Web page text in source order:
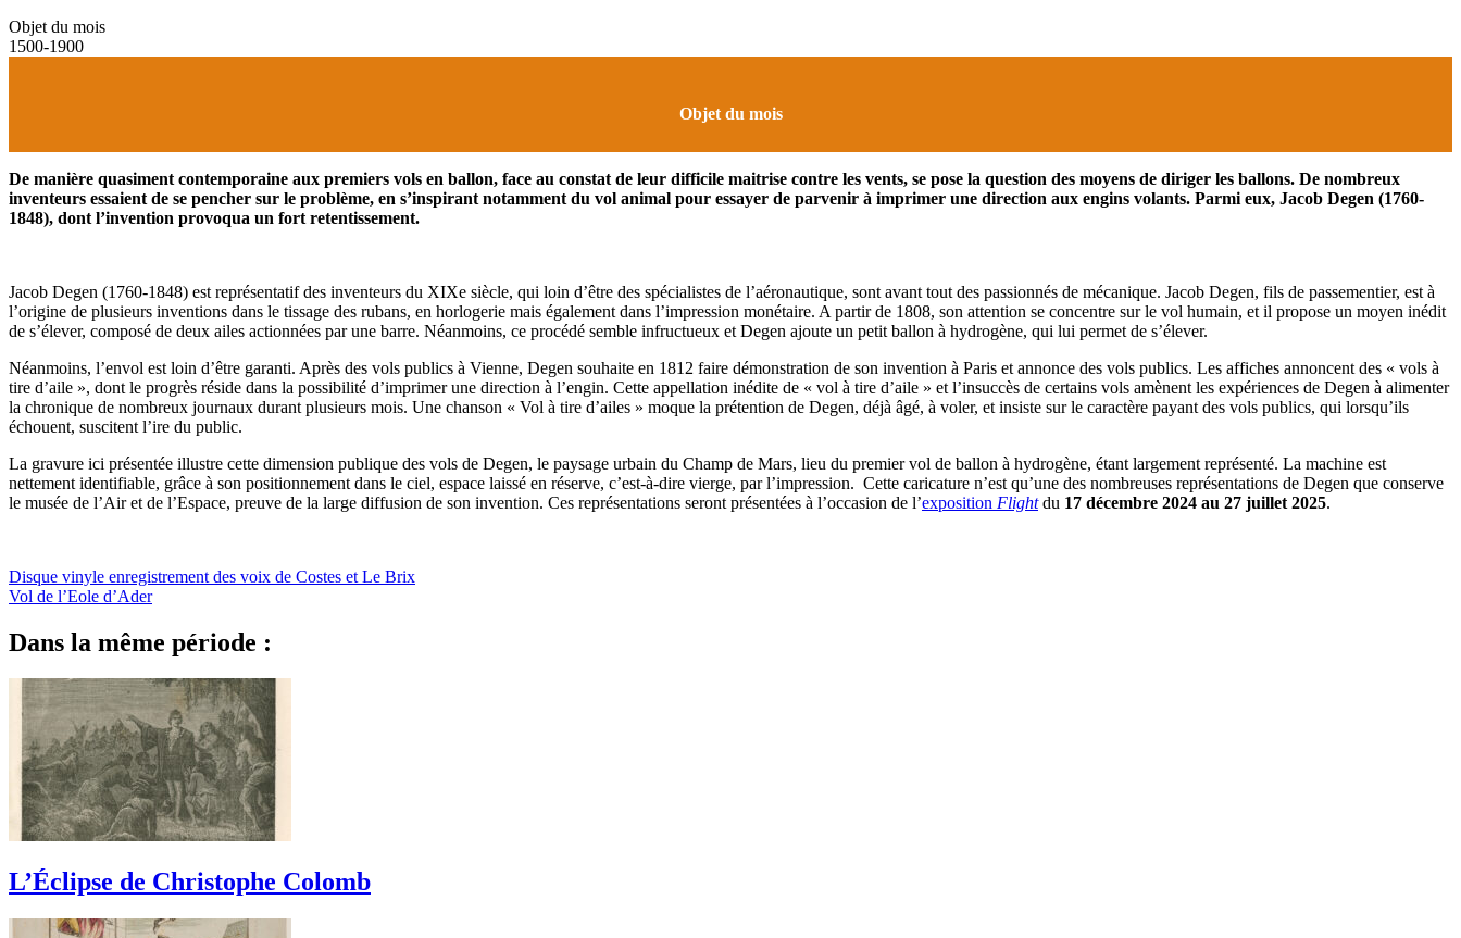
Objet du mois
1500-1900
Objet du mois
De manière quasiment contemporaine aux premiers vols en ballon, face au constat de leur difficile maitrise contre les vents, se pose la question des moyens de diriger les ballons. De nombreux
inventeurs essaient de se pencher sur le problème, en s’inspirant notamment du vol animal pour essayer de parvenir à imprimer une direction aux engins volants. Parmi eux, Jacob Degen (1760-
1848), dont l’invention provoqua un fort retentissement.
Jacob Degen (1760-1848) est représentatif des inventeurs du XIXe siècle, qui loin d’être des spécialistes de l’aéronautique, sont avant tout des passionnés de mécanique. Jacob Degen, fils de passementier, est à
l’origine de plusieurs inventions dans le tissage des rubans, en horlogerie mais également dans l’impression monétaire. A partir de 1808, son attention se concentre sur le vol humain, et il propose un moyen inédit
de s’élever, composé de deux ailes actionnées par une barre. Néanmoins, ce procédé semble infructueux et Degen ajoute un petit ballon à hydrogène, qui lui permet de s’élever.
Néanmoins, l’envol est loin d’être garanti. Après des vols publics à Vienne, Degen souhaite en 1812 faire démonstration de son invention à Paris et annonce des vols publics. Les affiches annoncent des « vols à
tire d’aile », dont le progrès réside dans la possibilité d’imprimer une direction à l’engin. Cette appellation inédite de « vol à tire d’aile » et l’insuccès de certains vols amènent les expériences de Degen à alimenter
la chronique de nombreux journaux durant plusieurs mois. Une chanson « Vol à tire d’ailes » moque la prétention de Degen, déjà âgé, à voler, et insiste sur le caractère payant des vols publics, qui lorsqu’ils
échouent, suscitent l’ire du public.
La gravure ici présentée illustre cette dimension publique des vols de Degen, le paysage urbain du Champ de Mars, lieu du premier vol de ballon à hydrogène, étant largement représenté. La machine est
nettement identifiable, grâce à son positionnement dans le ciel, espace laissé en réserve, c’est-à-dire vierge, par l’impression. Cette caricature n’est qu’une des nombreuses représentations de Degen que conserve
le musée de l’Air et de l’Espace, preuve de la large diffusion de son invention. Ces représentations seront présentées à l’occasion de l’exposition Flightdu 17 décembre 2024 au 27 juillet 2025.
Disque vinyle enregistrement des voix de Costes et Le Brix
Vol de l’Eole d’Ader
Dans la même période :
L’Éclipse de Christophe Colomb